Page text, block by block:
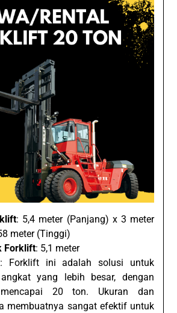
: 5,4 meter (Panjang) x 3 meter
meter (Tinggi)
Forklift: 5,1 meter
: Forklift ini adalah solusi untuk
yang lebih besar, dengan
20 ton. Ukuran dan
membuatnya sangat efektif untuk